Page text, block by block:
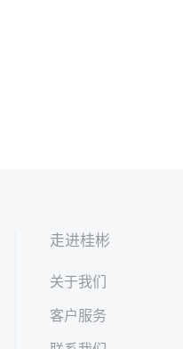
走进桂彬
关于我们
客户服务